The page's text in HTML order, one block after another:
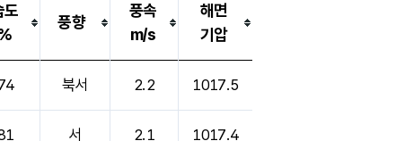
도
풍향
풍속
m/s
해면
기압
북서 2.2 1017.5
서 2.1 1017.4